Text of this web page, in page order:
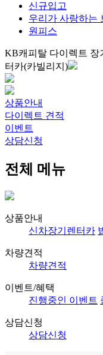
신규입고
우리가 사랑하는
원피스
KB캐피탈 다이렉트 장
터카(카빌리지)
상품안내
다이렉트 견적
이벤트
상담신청
전체 메뉴
상품안내
신차장기렌터카
차량견적
차량견적
이벤트/혜택
진행중인 이벤트
상담신청
상담신청